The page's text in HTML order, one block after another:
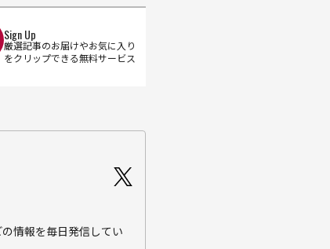
Sign Up
厳選記事のお届けやお気に入り
をクリップできる無料サービス
情報を毎日発信してい